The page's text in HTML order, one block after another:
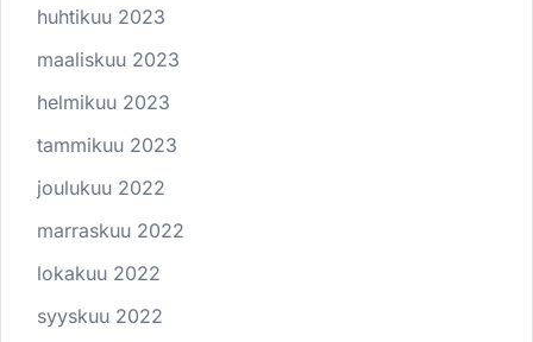
huhtikuu 2023
maaliskuu 2023
helmikuu 2023
tammikuu 2023
joulukuu 2022
marraskuu 2022
lokakuu 2022
syyskuu 2022